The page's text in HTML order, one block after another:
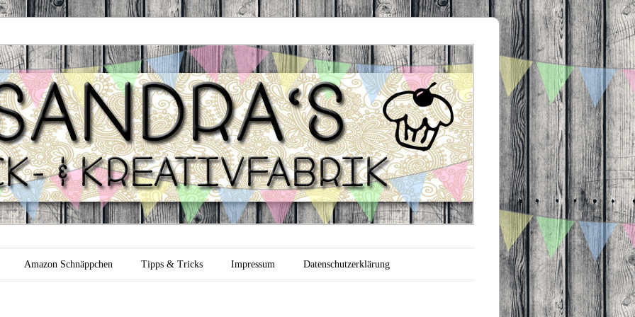
Backfabrik
Amazon Schnäppchen Tipps & Tricks Impressum Datenschutzerklärung